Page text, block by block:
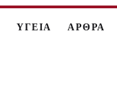
ΥΓΕΙΑ ΑΡΘΡΑ